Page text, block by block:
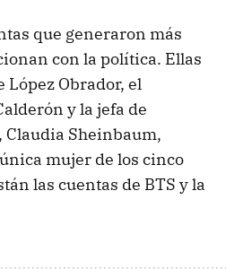
que generaron más
con la política. Ellas
López Obrador, el
y la jefa de
Claudia Sheinbaum,
mujer de los cinco
las cuentas de BTS y la